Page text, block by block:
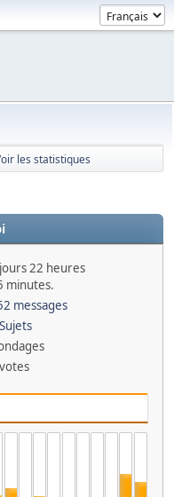
les statistiques
22 heures
minutes.
messages